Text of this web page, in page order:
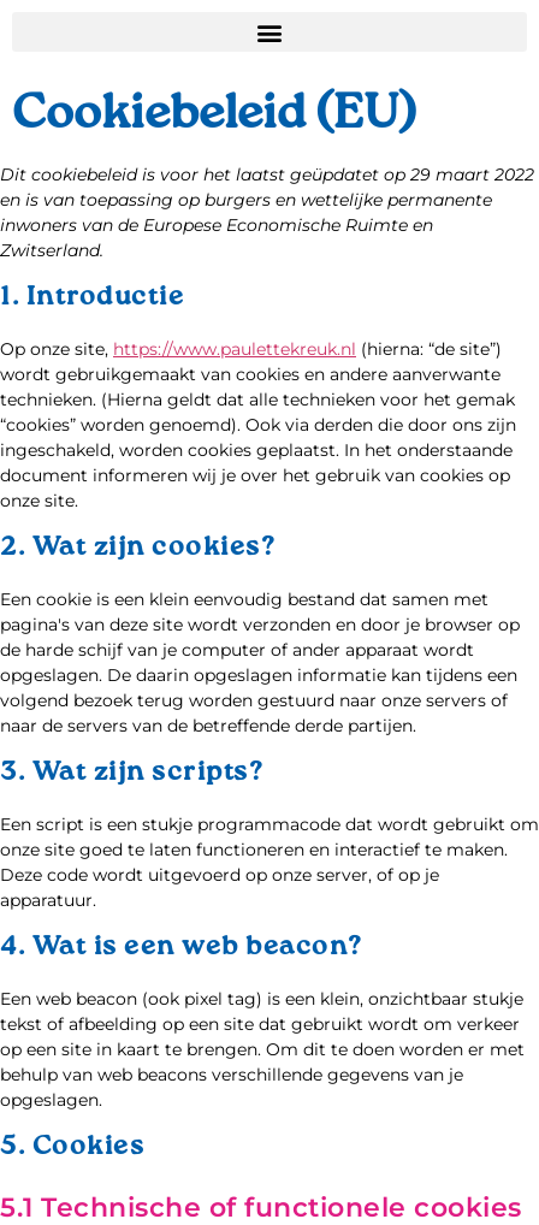
Cookiebeleid (EU)
Dit cookiebeleid is voor het laatst geüpdatet op 29 maart 2022
en is van toepassing op burgers en wettelijke permanente
inwoners van de Europese Economische Ruimte en
Zwitserland.
1. Introductie
Op onze site, https://www.paulettekreuk.nl (hierna: “de site”)
wordt gebruikgemaakt van cookies en andere aanverwante
technieken. (Hierna geldt dat alle technieken voor het gemak
“cookies” worden genoemd). Ook via derden die door ons zijn
ingeschakeld, worden cookies geplaatst. In het onderstaande
document informeren wij je over het gebruik van cookies op
onze site.
2. Wat zijn cookies?
Een cookie is een klein eenvoudig bestand dat samen met
pagina's van deze site wordt verzonden en door je browser op
de harde schijf van je computer of ander apparaat wordt
opgeslagen. De daarin opgeslagen informatie kan tijdens een
volgend bezoek terug worden gestuurd naar onze servers of
naar de servers van de betreffende derde partijen.
3. Wat zijn scripts?
Een script is een stukje programmacode dat wordt gebruikt om
onze site goed te laten functioneren en interactief te maken.
Deze code wordt uitgevoerd op onze server, of op je
apparatuur.
4. Wat is een web beacon?
Een web beacon (ook pixel tag) is een klein, onzichtbaar stukje
tekst of afbeelding op een site dat gebruikt wordt om verkeer
op een site in kaart te brengen. Om dit te doen worden er met
behulp van web beacons verschillende gegevens van je
opgeslagen.
5. Cookies
5.1 Technische of functionele cookies